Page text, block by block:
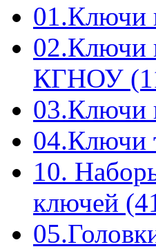
01.Ключи
02.Ключи
КГНОУ
03.Ключи
04.Ключи
10.
ключей